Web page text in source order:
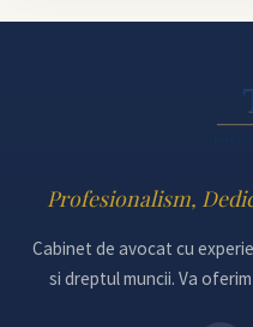
Profesionalism,
Cabinet de avocat cu
si dreptul muncii. Va